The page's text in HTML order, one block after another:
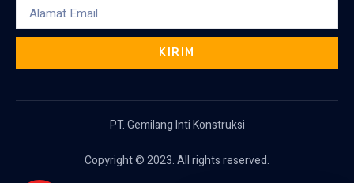
KIRIM
PT. Gemilang Inti Konstruksi
Copyright © 2023. All rights reserved.